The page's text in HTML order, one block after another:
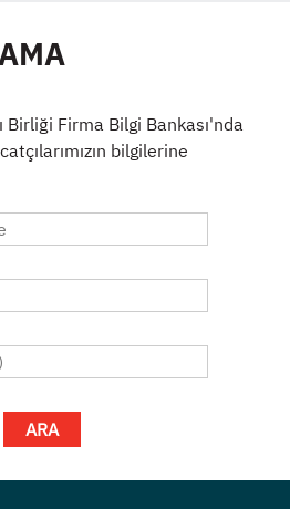
Birliği Firma Bilgi Bankası'nda
bilgilerine
ARA